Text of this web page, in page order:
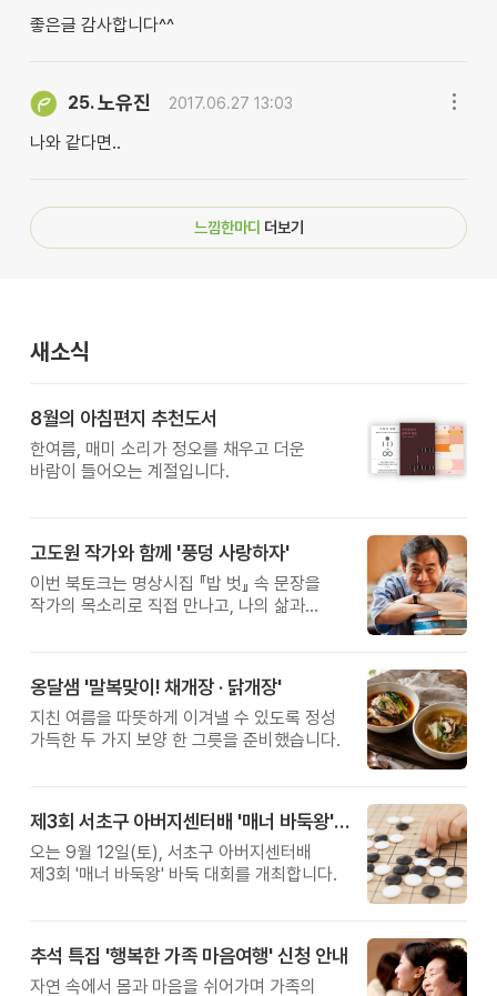
좋은글 감사합니다^^
25.노유진 2017.06.27 13:03
나와 같다면..
느낌한마디 더보기
새소식
8월의 아침편지 추천도서
한여름, 매미 소리가 정오를 채우고 더운
바람이 들어오는 계절입니다.
고도원 작가와 함께 '풍덩 사랑하자'
이번 북토크는 명상시집 『밥 벗』 속 문장을
작가의 목소리로 직접 만나고, 나의 삶과
옹달샘 '말복맞이! 채개장 · 닭개장'
지친 여름을 따뜻하게 이겨낼 수 있도록 정성
가득한 두 가지 보양 한 그릇을 준비했습니다.
제3회 서초구 아버지센터배 '매너 바둑왕' 대회
오는 9월 12일(토), 서초구 아버지센터배
제3회 '매너 바둑왕' 바둑 대회를 개최합니다.
추석 특집 '행복한 가족 마음여행' 신청 안내
자연 속에서 몸과 마음을 쉬어가며 가족의